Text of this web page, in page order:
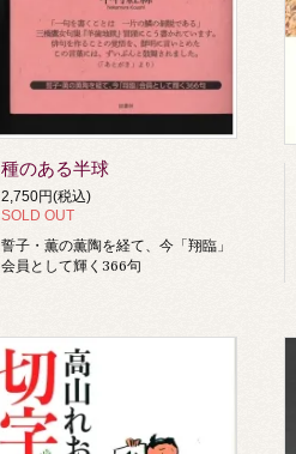
種のある半球
2,750円(税込)
SOLD OUT
誓子・薫の薫陶を経て、今「翔臨」
会員として輝く366句